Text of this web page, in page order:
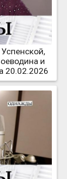
и
20.02.2026